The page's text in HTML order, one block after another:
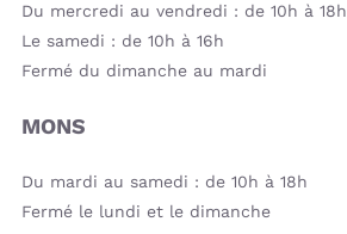
Du mercredi au vendredi : de 10h à 18h
Le samedi : de 10h à 16h
Fermé du dimanche au mardi
MONS
Du mardi au samedi : de 10h à 18h
Fermé le lundi et le dimanche